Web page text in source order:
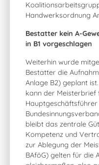
Handwerksordnung
Bestatter kein A-
in B1 vorgeschlagen
Weiterhin wurde
Bestatter die
Anlage B2) geplant
kann der Meisterbrief
bleibt das zentrale
Kompetenz und
zur Ablegung der
BAföG) gelten für die